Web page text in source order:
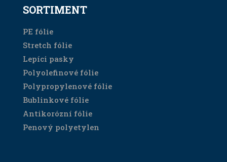
SORTIMENT
PE fólie
Stretch fólie
Lepíci pasky
Polyolefinové fólie
Polypropylenové fólie
Bublinkové fólie
Antikorózní fólie
Penový polyetylen